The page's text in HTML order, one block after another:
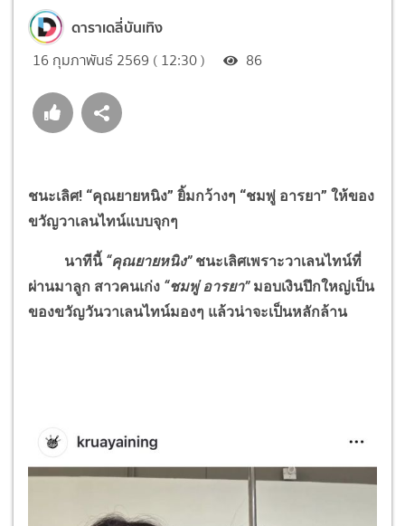
ดาราเดลี่บันเทิง
16 กุมภาพันธ์ 2569 ( 12:30 ) 86
ชนะเลิศ! “คุณยายหนิง” ยิ้มกว้างๆ “ชมพู่ อารยา” ให้ของ
ขวัญวาเลนไทน์แบบจุกๆ
นาทีนี้ “คุณยายหนิง”ชนะเลิศเพราะวาเลนไทน์ที่
ผ่านมาลูก สาวคนเก่ง “ชมพู่ อารยา” มอบเงินปึกใหญ่เป็น
ของขวัญวันวาเลนไทน์มองๆ แล้วน่าจะเป็นหลักล้าน